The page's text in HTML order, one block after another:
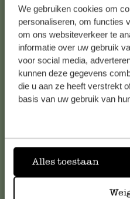
We gebruiken cookies om
personaliseren, om functies
om ons websiteverkeer te
informatie over uw gebruik
voor social media,
kunnen deze gegevens
die u aan ze heeft verstrekt
basis van uw gebruik van
Alles toestaan
Falls Sie Fragen haben oder
Sie sich bitte an unseren
Online-Kundenservice